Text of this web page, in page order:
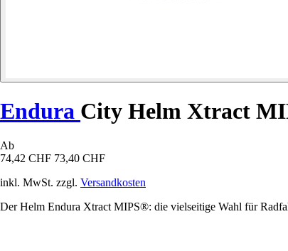
Endura City Helm Xtract
Ab
74,42 CHF 73,40 CHF
inkl. MwSt. zzgl. Versandkosten
Der Helm Endura Xtract MIPS®: die vielseitige Wahl für